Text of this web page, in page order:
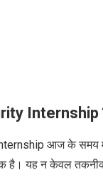
Internship
आज के समय
है। यह न केवल